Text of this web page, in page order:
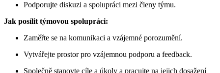
Podporujte diskuzi a spolupráci mezi členy týmu.
Jak posílit týmovou spolupráci:
Zaměřte se na komunikaci a vzájemné porozumění.
Vytvářejte prostor pro vzájemnou podporu a feedback.
Společně stanovte cíle a úkoly a pracujte na jejich dosažení